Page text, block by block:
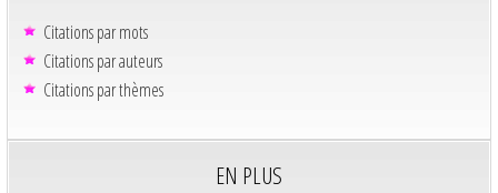
Citations par mots
Citations par auteurs
Citations par thèmes
EN PLUS